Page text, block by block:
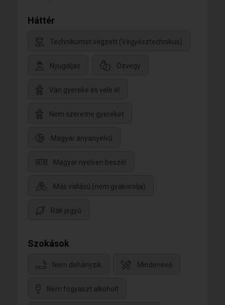
Háttér
Technikumot végzett (Vegyésztechnikus)
Nyugdíjas Özvegy
Van gyereke és vele él
Nem szeretne gyereket
Magyar anyanyelvű
Magyar nyelven beszél
Más vallású (nem gyakorolja)
Rák jegyű
Szokások
Nem dohányzik Mindenevő
Nem fogyaszt alkoholt